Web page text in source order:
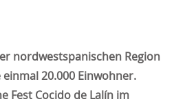
nordwestspanischen Region
20.000 Einwohner.
Fest Cocido de Lalín im